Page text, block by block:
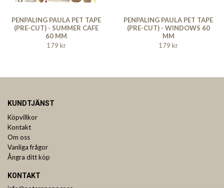
PENPALING PAULA PET TAPE
(PRE-CUT) - SUMMER CAFE
60 MM
179 kr
PENPALING PAULA PET TAPE
(PRE-CUT) - WINDOWS 60
MM
179 kr
KUNDTJÄNST
Köpvillkor
Kontakt
Om oss
Vanliga frågor
Ångra ditt köp
KONTAKT